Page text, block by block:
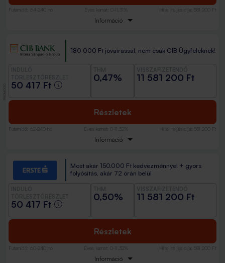
Futamidő : 64-240 hó Éves kamat: 0-11,31% Hitel teljes díja : 581 200 Ft
Információ
PROMÓCIÓ
180 000 Ft jóváírással, nem csak CIB Ügyfeleknek!
50 417 Ft
0,47% 11 581 200 Ft
Részletek
Futamidő : 62-240 hó Éves kamat: 0-11,32% Hitel teljes díja : 581 200 Ft
Információ
Most akár 150.000 Ft kedvezménnyel + gyors
folyósítás, akár 72 órán belül
50 417 Ft
0,50% 11 581 200 Ft
Részletek
Futamidő : 60-240 hó Éves kamat: 0-11,32% Hitel teljes díja : 581 200 Ft
Információ